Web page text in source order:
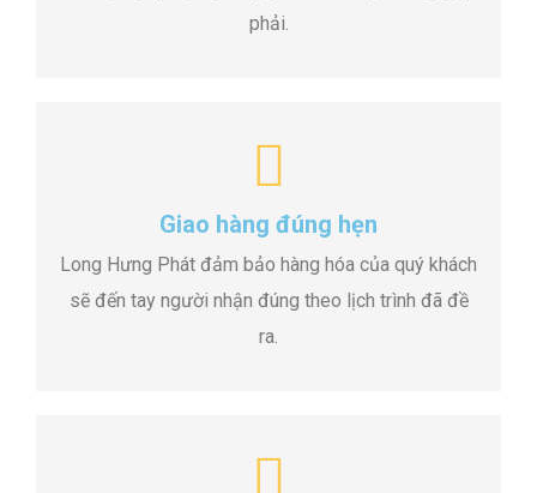
phải.
Giao hàng đúng hẹn
Long Hưng Phát đảm bảo hàng hóa của quý khách
sẽ đến tay người nhận đúng theo lịch trình đã đề
ra.